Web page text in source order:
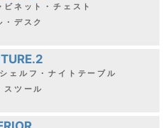
ネット・チェスト
・デスク
ェルフ・ナイトテーブル
スツール